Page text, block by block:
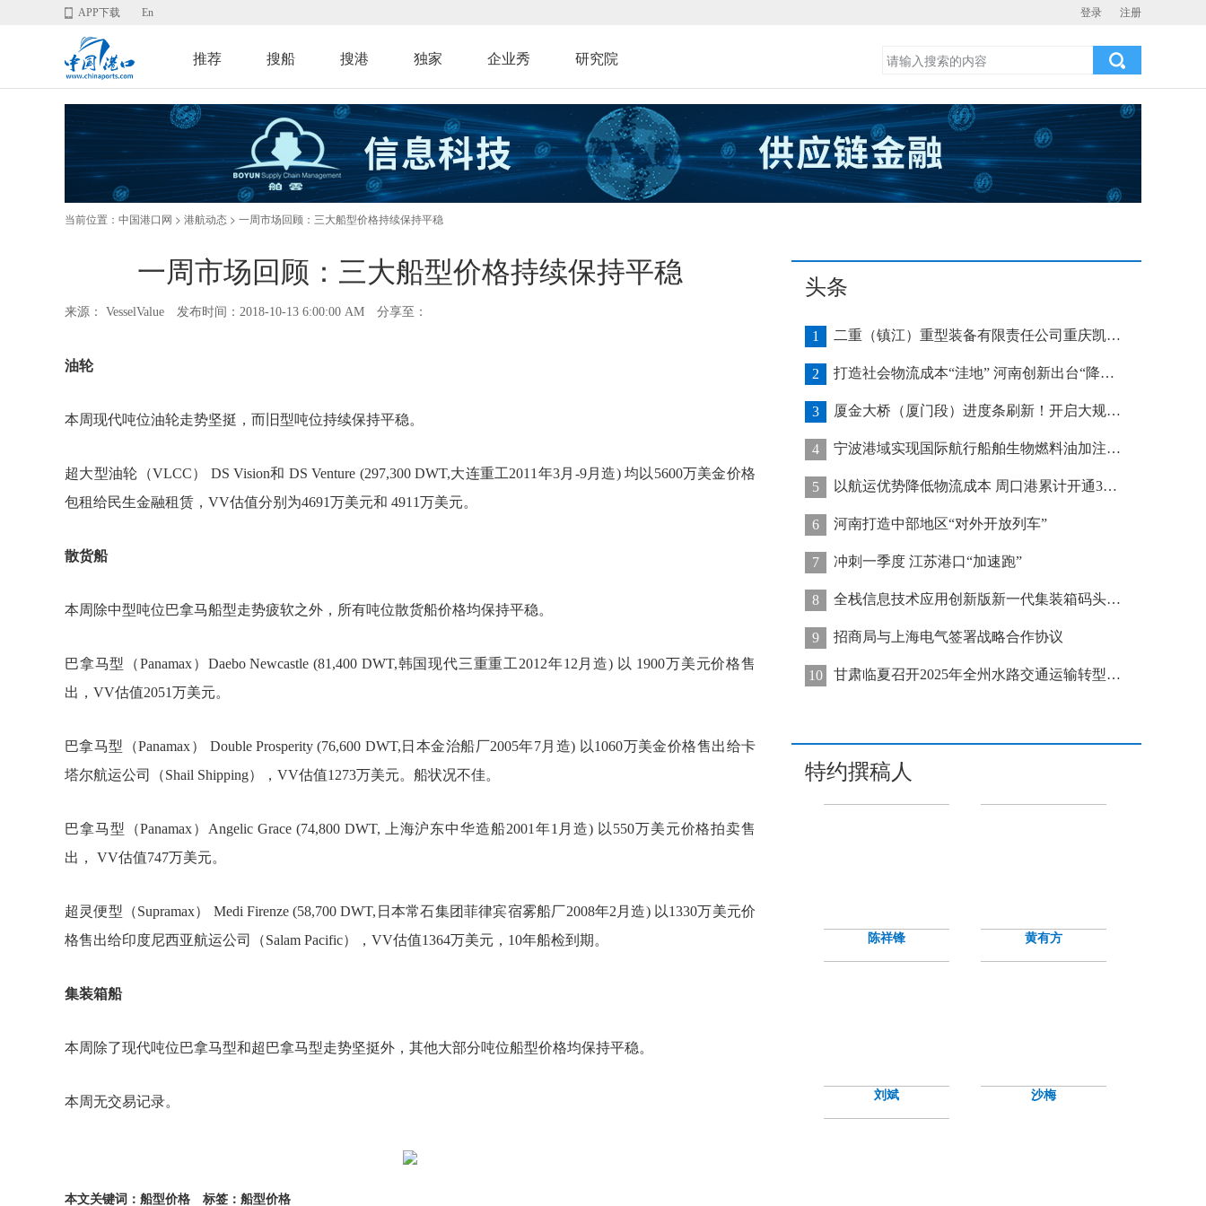
登录 注册
APP下载 En
推荐 搜船 搜港 独家 企业秀 研究院
当前位置： 中国港口网 > 港航动态 > 一周市场回顾：三大船型价格持续保持平稳
一周市场回顾：三大船型价格持续保持平稳
来源： VesselValue 发布时间：2018-10-13 6:00:00 AM 分享至：
油轮
本周现代吨位油轮走势坚挺，而旧型吨位持续保持平稳。
超大型油轮（VLCC） DS Vision和 DS Venture (297,300 DWT,大连重工2011 年3月 -9月造) 均以 5600万美金价格
包租给民生金融租赁， VV估值分别为4691万美元和 4911万美元。
散货船
本周除中型吨位巴拿马船型走势疲软之外，所有吨位散货船价格均保持平稳。
巴拿马型（Panamax） Daebo Newcastle (81,400 DWT,韩国现代三重重工 2012年12 月造) 以 1900万美元价格售
出， VV估值2051万美元。
巴拿马型（Panamax） Double Prosperity (76,600 DWT, 日本金治船厂2005年7月造) 以1060万美金价格售出给卡
塔尔航运公司（Shail Shipping）， VV估值1273万美元。船状况不佳。
巴拿马型（Panamax） Angelic Grace (74,800 DWT, 上海沪东中华造船2001 年1 月造) 以 550万美元价格拍卖售
出， VV估值747万美元。
超灵便型（Supramax） Medi Firenze (58,700 DWT, 日本常石集团菲律宾宿雾船厂2008年2 月造) 以1330万美元价
格售出给印度尼西亚航运公司（Salam Pacific）， VV估值1364万美元， 10年船检到期。
集装箱船
本周除了现代吨位巴拿马型和超巴拿马型走势坚挺外，其他大部分吨位船型价格均保持平稳。
本周无交易记录。
本文关键词：船型价格 标签：船型价格
头条
1 二重（镇江）重型装备有限责任公司重庆凯瑞项目发运助力海上风电产业发展
2 打造社会物流成本“洼地” 河南创新出台“降本16条”
3 厦金大桥（厦门段）进度条刷新！开启大规模桥梁装配化施工新阶段
4 宁波港域实现国际航行船舶生物燃料油加注“零突破”
5 以航运优势降低物流成本 周口港累计开通32条集装箱航线
6 河南打造中部地区“对外开放列车”
7 冲刺一季度 江苏港口“加速跑”
8 全栈信息技术应用创新版新一代集装箱码头管控系统在天津港上线运行
9 招商局与上海电气签署战略合作协议
10 甘肃临夏召开2025年全州水路交通运输转型发展推进会
特约撰稿人
陈祥锋 黄有方
刘斌 沙梅